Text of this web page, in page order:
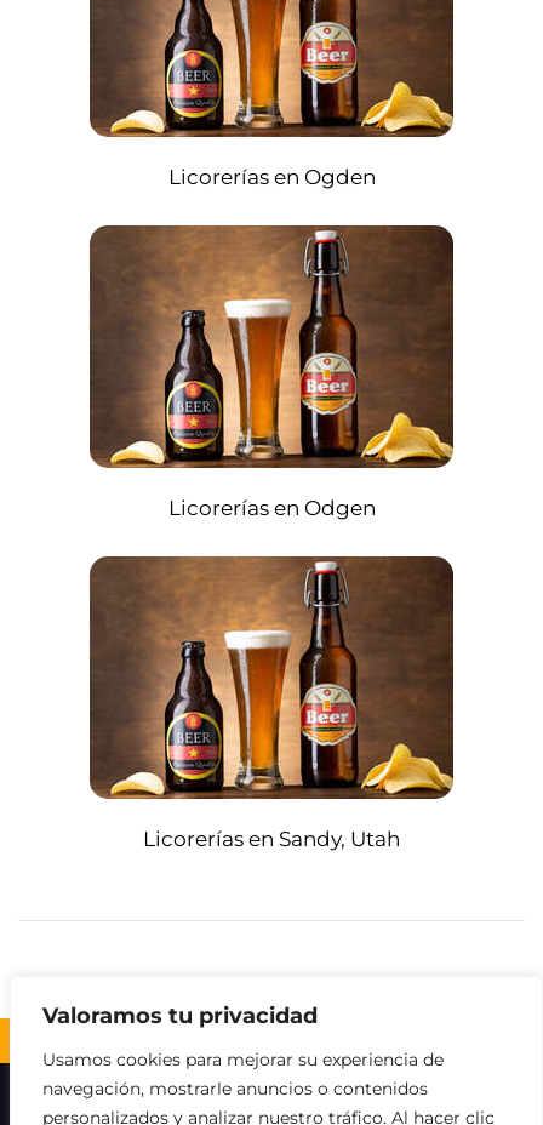
Valoramos tu privacidad
Usamos cookies para mejorar su experiencia de
navegación, mostrarle anuncios o contenidos
personalizados y analizar nuestro tráfico. Al hacer clic
Licorerías en Ogden
Licorerías en Odgen
Licorerías en Sandy, Utah
Sobre nosotros Contacto Aviso legal